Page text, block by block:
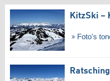
KitzSki –
Foto's